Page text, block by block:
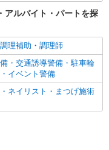
務（1日4h以内）OK
ワークOK
あり
アルバイト・パートを探
理補助・調理師
・交通誘導警備・駐車輪
イベント警備
ネイリスト・まつげ施術